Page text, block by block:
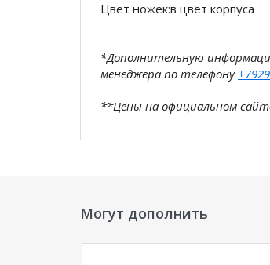
Цвет ножек:в цвет корпуса
*Дополнительную
менеджера по телефону
**Цены на официальном
Могут дополнить